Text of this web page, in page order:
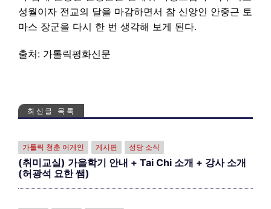
성월이자 전교의 달을 마감하면서 참 신앙인 안중근 토
마스 장군을 다시 한 번 생각해 보게 된다.
출처: 가톨릭평화신문
최신글 목록
가톨릭 청춘 어게인 게시판 성당 소식
(취미교실) 가을학기 안내 + Tai Chi 소개 + 강사 소개
(허광석 요한 쌤)